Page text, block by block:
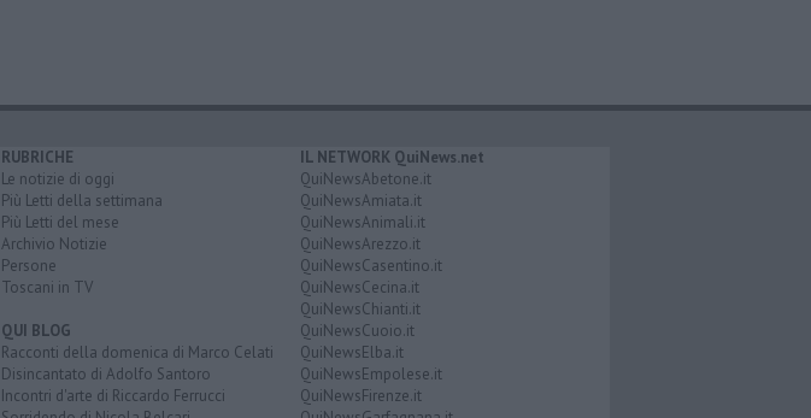
RUBRICHE
Le notizie di oggi
Più Letti della settimana
Più Letti del mese
Archivio Notizie
Persone
Toscani in TV
QUI BLOG
Racconti della domenica di Marco Celati
Disincantato di Adolfo Santoro
Incontri d'arte di Riccardo Ferrucci
IL NETWORK QuiNews.net
QuiNewsAbetone.it
QuiNewsAmiata.it
QuiNewsAnimali.it
QuiNewsArezzo.it
QuiNewsCasentino.it
QuiNewsCecina.it
QuiNewsChianti.it
QuiNewsCuoio.it
QuiNewsElba.it
QuiNewsEmpolese.it
QuiNewsFirenze.it